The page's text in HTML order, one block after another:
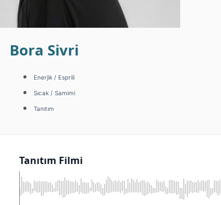
Bora Sivri
Enerjik / Esprili
Sıcak / Samimi
Tanıtım
Tanıtım Filmi